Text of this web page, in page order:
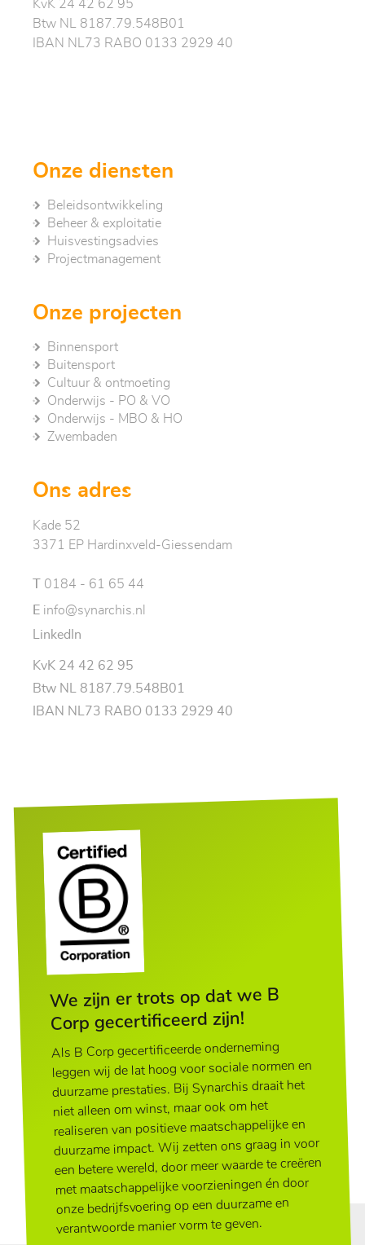
KvK 24 42 62 95
Btw NL 8187.79.548B01
IBAN NL73 RABO 0133 2929 40
Onze diensten
Beleidsontwikkeling
Beheer & exploitatie
Huisvestingsadvies
Project­management
Onze projecten
Binnensport
Buitensport
Cultuur & ontmoeting
Onderwijs - PO & VO
Onderwijs - MBO & HO
Zwembaden
Ons adres
Kade 52
3371 EP Hardinxveld-Giessendam
0184 - 61 65 44
E info@synarchis.nl
LinkedIn
KvK 24 42 62 95
Btw NL 8187.79.548B01
IBAN NL73 RABO 0133 2929 40
We zijn er trots op dat we B
Corp gecertificeerd zijn!
Als B Corp gecertificeerde onderneming
leggen wij de lat hoog voor sociale normen en
duurzame prestaties. Bij Synarchis draait het
niet alleen om winst, maar ook om het
realiseren van positieve maatschappelijke en
duurzame impact. Wij zetten ons graag in voor
een betere wereld, door meer waarde te creëren
met maatschappelijke voorzieningen én door
onze bedrijfsvoering op een duurzame en
verantwoorde manier vorm te geven.